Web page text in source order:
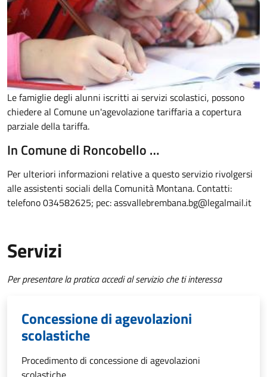
Le famiglie degli alunni iscritti ai servizi scolastici, possono
chiedere al Comune un'agevolazione tariffaria a copertura
parziale della tariffa.
In Comune di Roncobello …
Per ulteriori informazioni relative a questo servizio rivolgersi
alle assistenti sociali della Comunità Montana. Contatti:
telefono 034582625; pec: assvallebrembana.bg@legalmail.it
Servizi
Per presentare la pratica accedi al servizio che ti interessa
Concessione di agevolazioni
scolastiche
Procedimento di concessione di agevolazioni